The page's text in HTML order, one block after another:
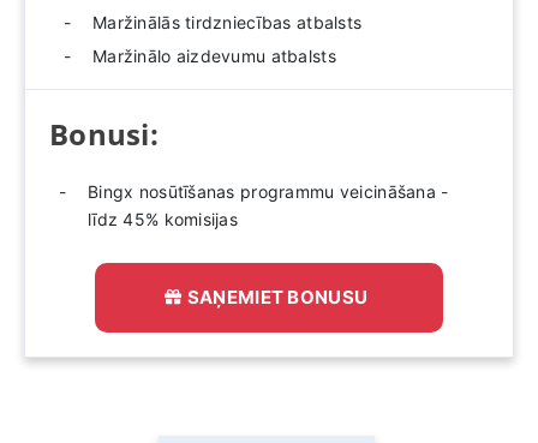
Maržinālās tirdzniecības atbalsts
Maržinālo aizdevumu atbalsts
Bonusi:
Bingx nosūtīšanas programmu veicināšana -
līdz 45% komisijas
SAŅEMIET BONUSU